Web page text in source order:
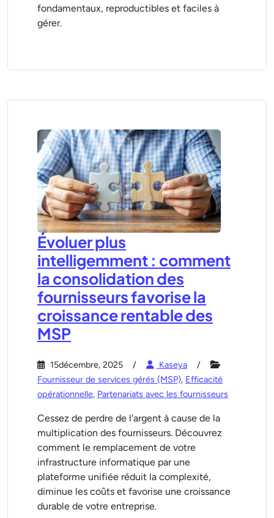
fondamentaux, reproductibles et faciles à
gérer.
Évoluer plus
intelligemment : comment
la consolidation des
fournisseurs favorise la
croissance rentable des
MSP
15décembre, 2025
Kaseya
Fournisseur de services gérés (MSP), Efficacité
opérationnelle, Partenariats avec les fournisseurs
Cessez de perdre de l'argent à cause de la
multiplication des fournisseurs. Découvrez
comment le remplacement de votre
infrastructure informatique par une
plateforme unifiée réduit la complexité,
diminue les coûts et favorise une croissance
durable de votre entreprise.